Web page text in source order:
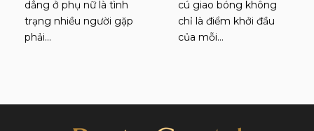
dẳng ở phụ nữ là tình
trạng nhiều người gặp
phải…
cú giao bóng không
chỉ là điểm khởi đầu
của mỗi…